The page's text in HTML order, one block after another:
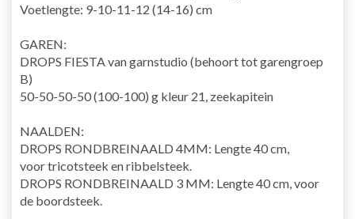
Voetlengte: 9-10-11-12 (14-16) cm
GAREN:
DROPS FIESTA van garnstudio (behoort tot garengroep
B)
50-50-50-50 (100-100) g kleur 21, zeekapitein
NAALDEN:
DROPS RONDBREINAALD 4MM: Lengte 40 cm,
voortricotsteek enribbelsteek
DROPS RONDBREINAALD 3 MM: Lengte 40 cm, voor
de boordsteek